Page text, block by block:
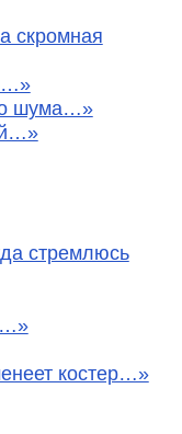
скромная
шума…»
стремлюсь
костер…»